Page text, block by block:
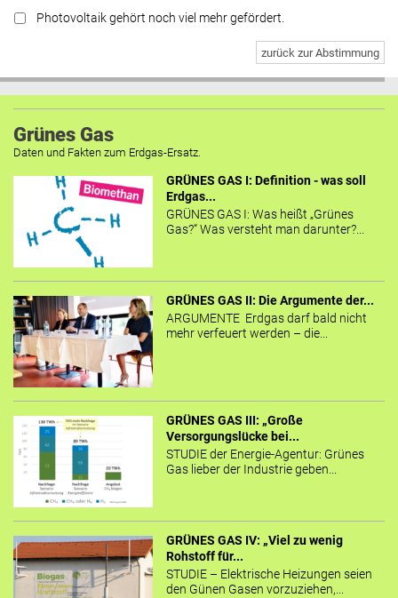
Photovoltaik gehört noch viel mehr gefördert.
zurück zur Abstimmung
Grünes Gas
Daten und Fakten zum Erdgas-Ersatz.
GRÜNES GAS I: Definition - was soll
Erdgas...
GRÜNES GAS I: Was heißt „Grünes
Gas?“ Was versteht man darunter?...
GRÜNES GAS II: Die Argumente der...
ARGUMENTE Erdgas darf bald nicht
mehr verfeuert werden – die...
GRÜNES GAS III: „Große
Versorgungslücke bei...
STUDIE der Energie-Agentur: Grünes
Gas lieber der Industrie geben...
GRÜNES GAS IV: „Viel zu wenig
Rohstoff für...
STUDIE – Elektrische Heizungen seien
den Günen Gasen vorzuziehen,...